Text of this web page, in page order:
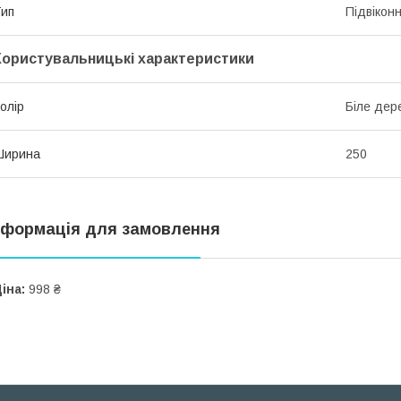
характеристики
Біле
250
для замовлення
998 ₴